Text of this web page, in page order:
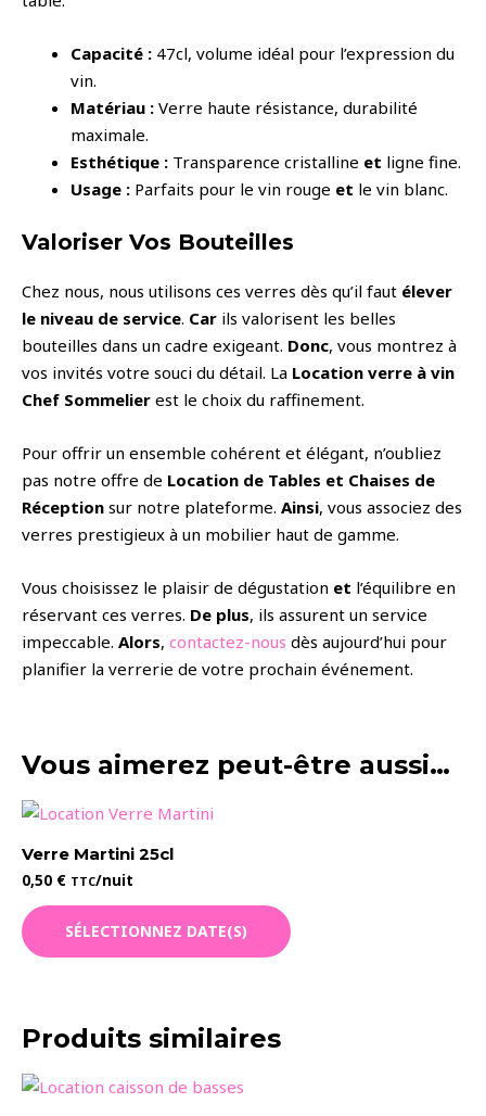
Capacité : 47cl, volume idéal pour l’expression du
vin.
Matériau : Verre haute résistance, durabilité
maximale.
Esthétique : Transparence cristalline et ligne fine.
Usage : Parfaits pour le vin rouge et le vin blanc.
Valoriser Vos Bouteilles
Chez nous, nous utilisons ces verres dès qu’il faut élever
le niveau de service. Car ils valorisent les belles
bouteilles dans un cadre exigeant. Donc, vous montrez à
vos invités votre souci du détail. La Location verre à vin
Chef Sommelier est le choix du raffinement.
Pour offrir un ensemble cohérent et élégant, n’oubliez
pas notre offre de Location de Tables et Chaises de
Réception sur notre plateforme. Ainsi, vous associez des
verres prestigieux à un mobilier haut de gamme.
Vous choisissez le plaisir de dégustation et l’équilibre en
réservant ces verres. De plus, ils assurent un service
impeccable. Alors, contactez-nous dès aujourd’hui pour
planifier la verrerie de votre prochain événement.
Vous aimerez peut-être aussi…
Verre Martini 25cl
0,50 € TTC/nuit
SÉLECTIONNEZ DATE(S)
Produits similaires